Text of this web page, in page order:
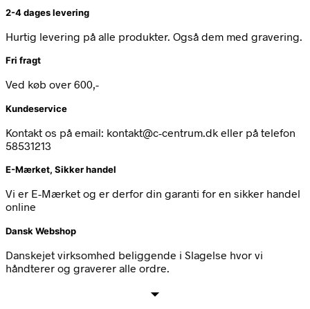
2-4 dages levering
Hurtig levering på alle produkter. Også dem med gravering.
Fri fragt
Ved køb over 600,-
Kundeservice
Kontakt os på email: kontakt@c-centrum.dk eller på telefon
58531213
E-Mærket, Sikker handel
Vi er E-Mærket og er derfor din garanti for en sikker handel
online
Dansk Webshop
Danskejet virksomhed beliggende i Slagelse hvor vi
håndterer og graverer alle ordre.